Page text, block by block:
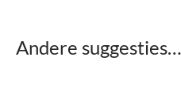
Andere suggesties…